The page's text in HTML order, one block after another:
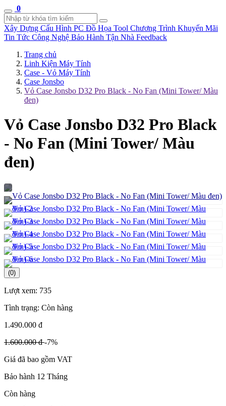
0
Xây Dựng Cấu Hình PC Đồ Họa Tool Chương Trình Khuyến Mãi
Tin Tức Công Nghệ Bảo Hành Tận Nhà Feedback
Trang chủ
Linh Kiện Máy Tính
Case - Vỏ Máy Tính
Case Jonsbo
Vỏ Case Jonsbo D32 Pro Black - No Fan (Mini Tower/ Màu
đen)
Vỏ Case Jonsbo D32 Pro Black
- No Fan (Mini Tower/ Màu
đen)
(0)
Lượt xem: 735
Tình trạng: Còn hàng
1.490.000 đ
1.600.000 đ-7%
Giá đã bao gồm VAT
Bảo hành 12 Tháng
Còn hàng